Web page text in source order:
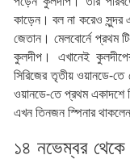
কাড়েন। বল না করেও সুন্দর
জেতান। মেলবোর্নে প্রথম
কুলদীপ। এখানেই
সিরিজের তৃতীয় ওয়ানডে-
ওয়ানডে-তে প্রথম একাদশে
এখন তিনজন স্পিনার
১৪ নভেম্বর